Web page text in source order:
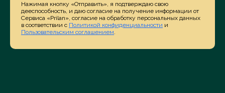
Нажимая кнопку «Отправить», я подтверждаю свою
дееспособность, и даю согласие на получение информации от
Сервиса «Prilan», согласие на обработку персональных данных
в соответствии с Политикой конфиденциальности и
Пользовательским соглашением.